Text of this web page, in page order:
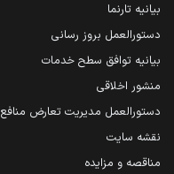
بیانیه تارنما
دستورالعمل بروز رسانی
بیانیه توافق سطح خدمات
منشور اخلاقی
دستورالعمل مدیریت تعارض منافع
نقشه سایت
مناقصه و مزایده